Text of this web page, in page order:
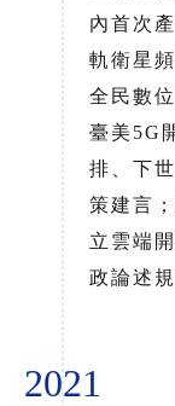
內首次
軌衛星
全民數
臺美5G
排、下
策建言
立雲端
政論述
2021